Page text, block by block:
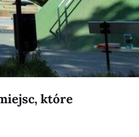
które